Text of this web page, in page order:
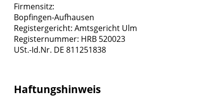
Firmensitz:
Bopfingen-Aufhausen
Registergericht: Amtsgericht Ulm
Registernummer: HRB 520023
USt.-Id.Nr. DE 811251838
Haftungshinweis